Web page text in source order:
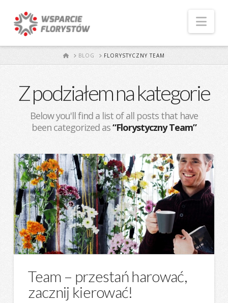
STARTBLOG FLORYSTYCZNY TEAM
Z podziałem na kategorie
Below you'll find a list of all posts that have
been categorized as“Florystyczny Team”
Team – przestań harować,
zacznij kierować!